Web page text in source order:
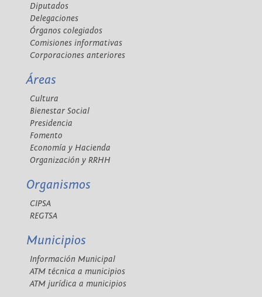
Diputados
Delegaciones
Órganos colegiados
Comisiones informativas
Corporaciones anteriores
Áreas
Cultura
Bienestar Social
Presidencia
Fomento
Economía y Hacienda
Organización y RRHH
Organismos
CIPSA
REGTSA
Municipios
Información Municipal
ATM técnica a municipios
ATM jurídica a municipios